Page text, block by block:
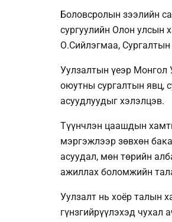
Боловсролын зээлийн
сургуулийн Олон
О.Сийлэгмаа, Сургалтын
Уулзалтын үеэр Монгол
оюутны сургалтын явц,
асуудлуудыг хэлэлцэв.
Түүнчлэн цаашдын
мэргэжлээр зөвхөн
асуудал, мөн төрийн
ажиллах боломжийн
Уулзалт нь хоёр талын
гүнзгийрүүлэхэд чухал